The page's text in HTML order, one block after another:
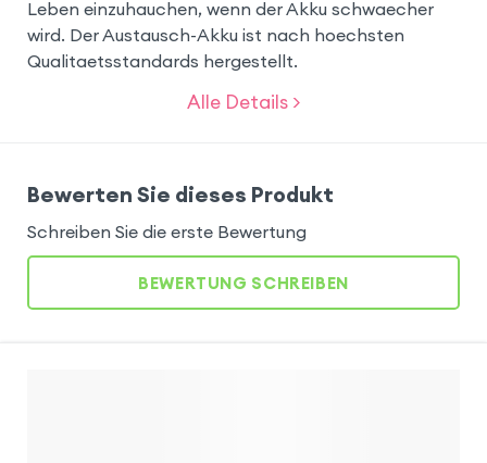
Leben einzuhauchen, wenn der Akku schwaecher
wird. Der Austausch-Akku ist nach hoechsten
Qualitaetsstandards hergestellt.
Alle Details >
Bewerten Sie dieses Produkt
Schreiben Sie die erste Bewertung
BEWERTUNG SCHREIBEN